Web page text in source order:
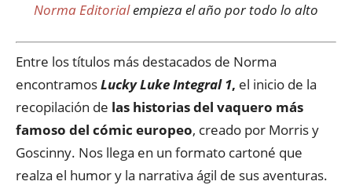
Norma Editorialempieza el año por todo lo alto
Entre los títulos más destacados de Norma
encontramosLucky Luke Integral 1, el inicio de la
recopilación de las historias del vaquero más
famoso del cómic europeo, creado por Morris y
Goscinny. Nos llega en un formato cartoné que
realza el humor y la narrativa ágil de sus aventuras.